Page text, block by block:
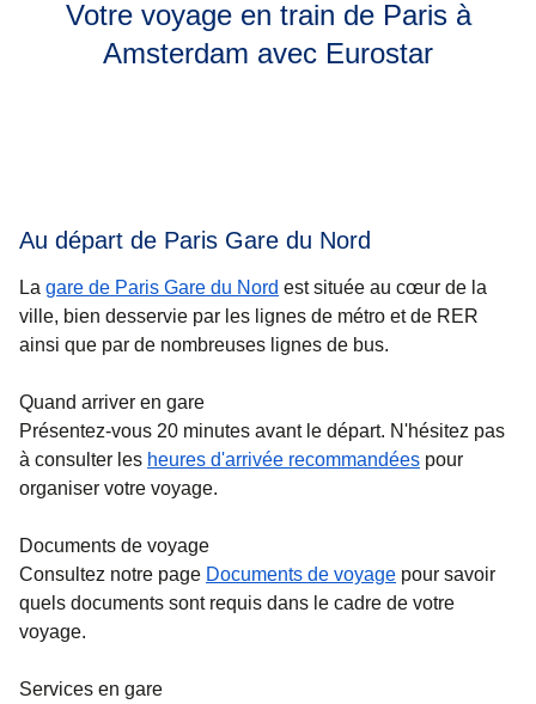
Votre voyage en train de Paris à
Amsterdam avec Eurostar
Au départ de Paris Gare du Nord
La gare de Paris Gare du Nord est située au cœur de la
ville, bien desservie par les lignes de métro et de RER
ainsi que par de nombreuses lignes de bus.
Quand arriver en gare
Présentez-vous 20 minutes avant le départ. N'hésitez pas
à consulter les heures d'arrivée recommandées pour
organiser votre voyage.
Documents de voyage
Consultez notre page Documents de voyage pour savoir
quels documents sont requis dans le cadre de votre
voyage.
Services en gare